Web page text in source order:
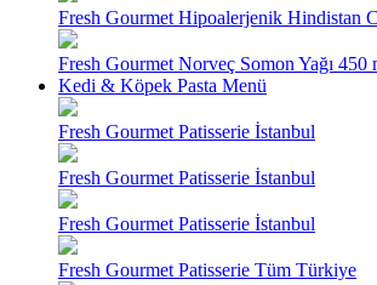
Fresh Gourmet Hipoalerjenik Hindistan
Fresh Gourmet Norveç Somon Yağı 450
Kedi & Köpek Pasta Menü
Fresh Gourmet Patisserie İstanbul
Fresh Gourmet Patisserie İstanbul
Fresh Gourmet Patisserie İstanbul
Fresh Gourmet Patisserie Tüm Türkiye